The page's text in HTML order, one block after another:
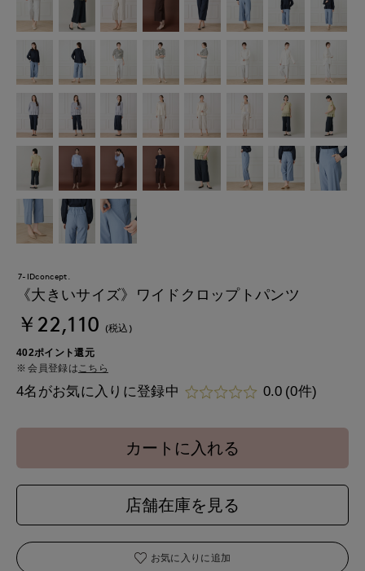
7-IDconcept.
《大きいサイズ》ワイドクロップトパンツ
￥22,110 (税込)
402ポイント還元
会員登録は こちら
4名がお気に入りに登録中 0.0 (0件)
カートに入れる
店舗在庫を見る
お気に入りに追加